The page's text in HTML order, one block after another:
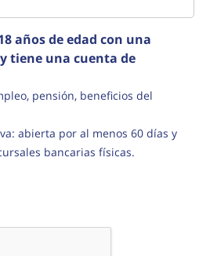
años de edad con una
tiene una cuenta de
abierta por al menos 60 días y
bancarias físicas.